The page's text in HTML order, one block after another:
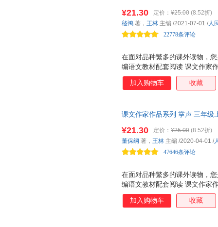
作，配合统编语文教材，再现
经典阅读、课文作家面对面
在面对品种繁多的课外读物，
编语文教材配套阅读 课文作家
家，实践分级阅读，品读经典
列 是一套配合统编语文教材
按学生的阅读能力分级阅读。
有 作家和你面对面 栏目，介绍
学生的阅读与写作。 人教社经
家带你爱上阅
¥21.30 定价： ¥25.00 (8.52折)
22778条评论
嵇鸿 著， 王林 主编 /2021-07-01 /人
加入购物车 收藏
课文作家作品系列 掌声 三年级
课文相关的文章。 ?自主阅读
面对面，讲述作品背后的故事
在面对品种繁多的课外读物，
编语文教材配套阅读 课文作家
家，实践分级阅读，品读经典
列 是一套配合统编语文教材
¥21.30 定价： ¥25.00 (8.52折)
47646条评论
董保纲 著， 王林 主编 /2020-04-01 /
加入购物车 收藏